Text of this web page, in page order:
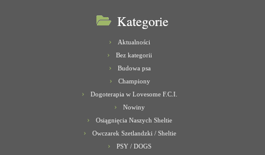
Kategorie
Aktualności
Bez kategorii
Budowa psa
Championy
Dogoterapia w Lovesome F.C.I.
Nowiny
Osiągnięcia Naszych Sheltie
Owczarek Szetlandzki / Sheltie
PSY / DOGS